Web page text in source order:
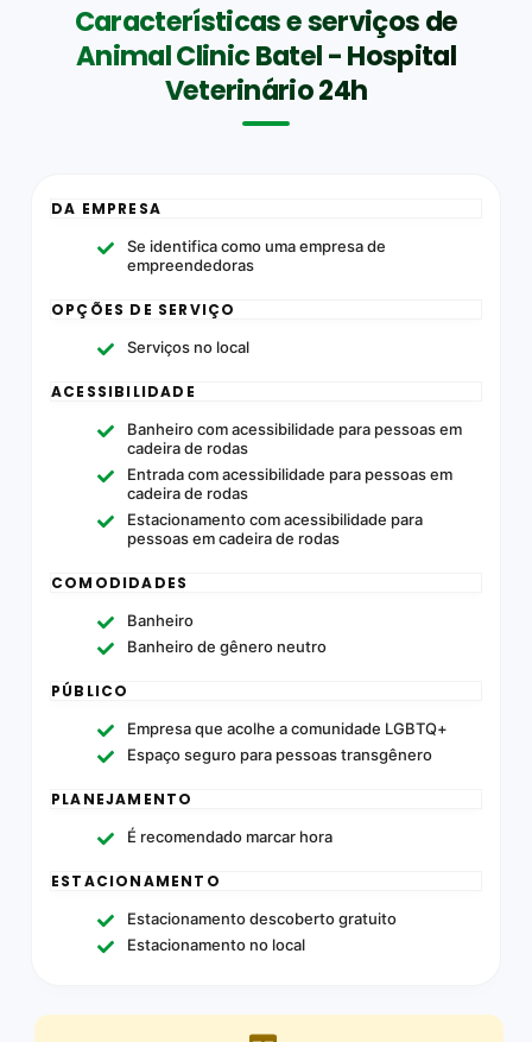
Características e serviços de
Animal Clinic Batel - Hospital
Veterinário 24h
DA EMPRESA
Se identifica como uma empresa de
empreendedoras
OPÇÕES DE SERVIÇO
Serviços no local
ACESSIBILIDADE
Banheiro com acessibilidade para pessoas em
cadeira de rodas
Entrada com acessibilidade para pessoas em
cadeira de rodas
Estacionamento com acessibilidade para
pessoas em cadeira de rodas
COMODIDADES
Banheiro
Banheiro de gênero neutro
PÚBLICO
Empresa que acolhe a comunidade LGBTQ+
Espaço seguro para pessoas transgênero
PLANEJAMENTO
É recomendado marcar hora
ESTACIONAMENTO
Estacionamento descoberto gratuito
Estacionamento no local